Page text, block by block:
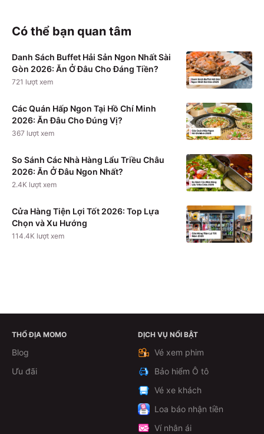
Có thể bạn quan tâm
Danh Sách Buffet Hải Sản Ngon Nhất Sài
Gòn 2026: Ăn Ở Đâu Cho Đáng Tiền?
721 lượt xem
Các Quán Hấp Ngon Tại Hồ Chí Minh
2026: Ăn Đâu Cho Đúng Vị?
367 lượt xem
So Sánh Các Nhà Hàng Lẩu Triều Châu
2026: Ăn Ở Đâu Ngon Nhất?
2.4K lượt xem
Cửa Hàng Tiện Lợi Tốt 2026: Top Lựa
Chọn và Xu Hướng
114.4K lượt xem
Theo dõi
THỔ ĐỊA MOMO
Blog
Ưu đãi
DỊCH VỤ NỔI BẬT
Vé xem phim
Bảo hiểm Ô tô
Vé xe khách
Loa báo nhận tiền
Ví nhân ái